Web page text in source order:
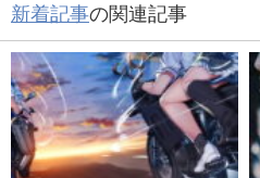
新着記事の関連記事